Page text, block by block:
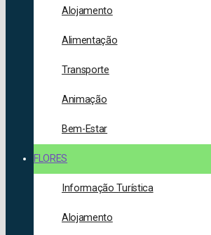
Alojamento
Alimentação
Transporte
Animação
Bem-Estar
FLORES
Informação Turística
Alojamento